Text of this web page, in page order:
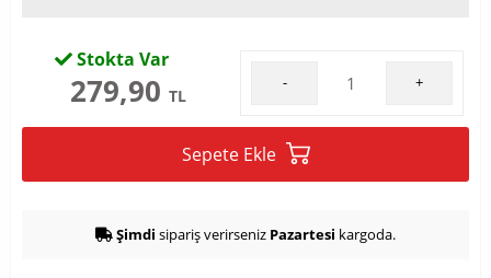
Stokta Var
279,90 TL
- +
Sepete Ekle
Şimdi sipariş verirseniz Pazartesi kargoda.